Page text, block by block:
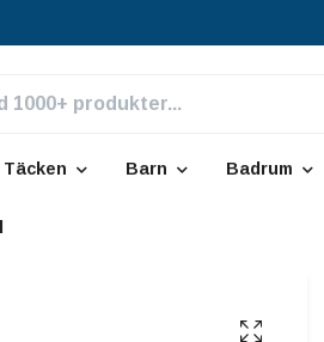
Täcken Barn Badrum